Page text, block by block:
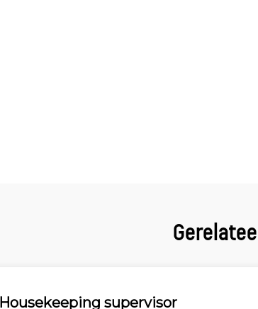
Housekeeping supervisor